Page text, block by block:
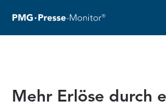
Mehr Erlöse durch